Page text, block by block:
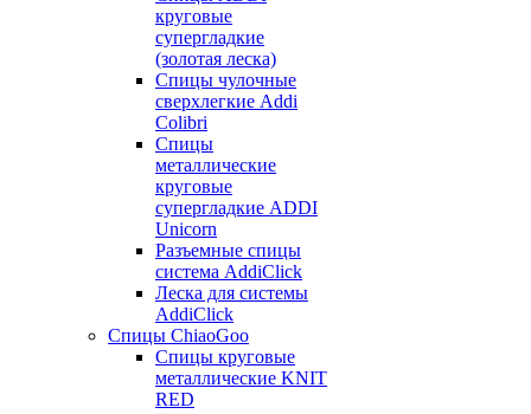
круговые
супергладкие
(золотая леска)
Спицы чулочные
сверхлегкие Addi
Colibri
Спицы
металлические
круговые
супергладкие ADDI
Unicorn
Разъемные спицы
система AddiClick
Леска для системы
AddiClick
Спицы ChiaoGoo
Спицы круговые
металлические KNIT
RED